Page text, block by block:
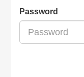
Password